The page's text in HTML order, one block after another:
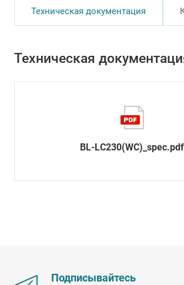
Техническая документация
Техническая
BL-LC230(WC)_spec.pdf
Подписывайтесь